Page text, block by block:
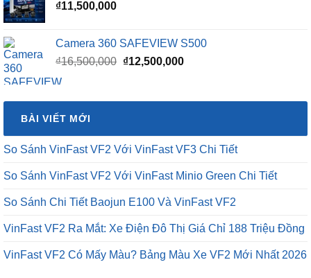
₫11,500,000
Camera 360 SAFEVIEW S500
₫16,500,000 Giá
₫16,500,000.
₫12,500,000Giá
là:
BÀI VIẾT MỚI
So Sánh VinFast VF2 Với VinFast VF3 Chi Tiết
So Sánh VinFast VF2 Với VinFast Minio Green Chi Tiết
So Sánh Chi Tiết Baojun E100 Và VinFast VF2
VinFast VF2 Ra Mắt: Xe Điện Đô Thị Giá Chỉ 188 Triệu Đồng
VinFast VF2 Có Mấy Màu? Bảng Màu Xe VF2 Mới Nhất 2026